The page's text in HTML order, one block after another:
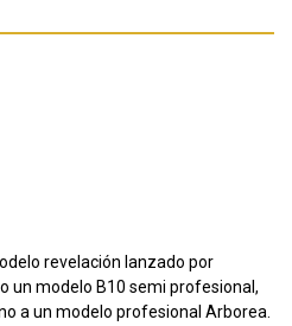
revelación lanzado por
un modelo B10 semi profesional,
a un modelo profesional Arborea.